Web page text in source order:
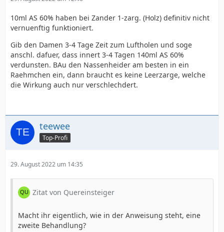
10ml AS 60% haben bei Zander 1-zarg. (Holz) definitiv nicht
vernuenftig funktioniert.
Gib den Damen 3-4 Tage Zeit zum Luftholen und soge
anschl. dafuer, dass innert 3-4 Tagen 140ml AS 60%
verdunsten. BAu den Nassenheider am besten in ein
Raehmchen ein, dann braucht es keine Leerzarge, welche
die Wirkung auch nur verschlechdert.
teewee
Top-Profi
29. August 2022 um 14:35
Zitat von Quereinsteiger
Macht ihr eigentlich, wie in der Anweisung steht, eine
zweite Behandlung?